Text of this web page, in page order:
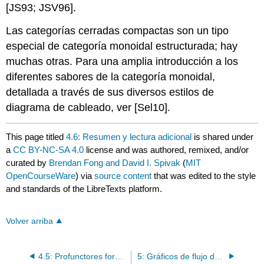
[JS93; JSV96].
Las categorías cerradas compactas son un tipo
especial de categoría monoidal estructurada; hay
muchas otras. Para una amplia introducción a los
diferentes sabores de la categoría monoidal,
detallada a través de sus diversos estilos de
diagrama de cableado, ver [Sel10].
This page titled4.6: Resumen y lectura adicional is shared under
aCC BY-NC-SA 4.0 license and was authored, remixed, and/or
curated by Brendan Fong and David I. Spivak (MIT
OpenCourseWare) viasource content that was edited to the style
and standards of the LibreTexts platform.
Volver arriba
4.5: Profunctores forman una Categoría Cerrada Compacta